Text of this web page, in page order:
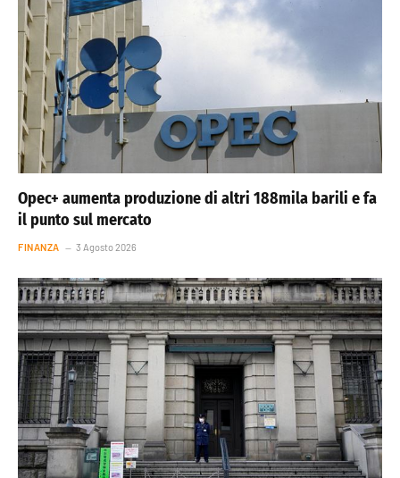
Opec+ aumenta produzione di altri 188mila barili e fa
il punto sul mercato
FINANZA 3 Agosto 2026